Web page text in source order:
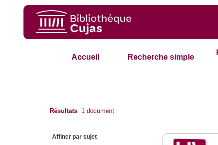
Accueil Recherche simple
Résultats 1 document
Affiner par sujet